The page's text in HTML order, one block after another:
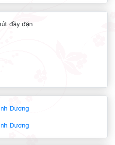
đầy đặn
Dương
Dương